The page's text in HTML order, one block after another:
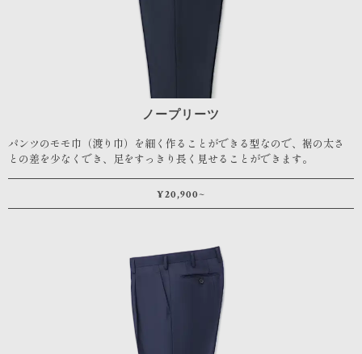
ノープリーツ
パンツのモモ巾（渡り巾）を細く作ることができる型なので、裾の太さ
との差を少なくでき、足をすっきり長く見せることができます。
¥20,900~